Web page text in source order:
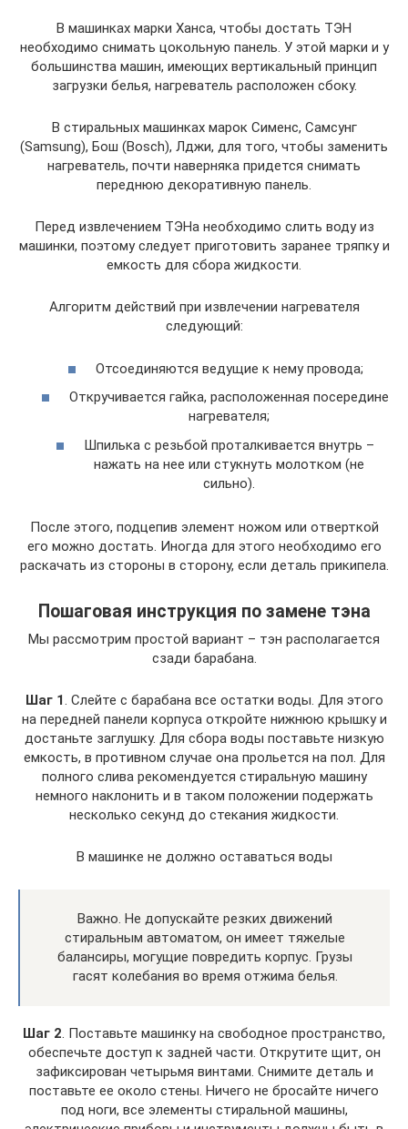
В машинках марки Ханса, чтобы достать ТЭН
необходимо снимать цокольную панель. У этой марки и у
большинства машин, имеющих вертикальный принцип
загрузки белья, нагреватель расположен сбоку.
В стиральных машинках марок Сименс, Самсунг
(Samsung), Бош (Bosch), Лджи, для того, чтобы заменить
нагреватель, почти наверняка придется снимать
переднюю декоративную панель.
Перед извлечением ТЭНа необходимо слить воду из
машинки, поэтому следует приготовить заранее тряпку и
емкость для сбора жидкости.
Алгоритм действий при извлечении нагревателя
следующий:
Отсоединяются ведущие к нему провода;
Откручивается гайка, расположенная посередине
нагревателя;
Шпилька с резьбой проталкивается внутрь –
нажать на нее или стукнуть молотком (не
сильно).
После этого, подцепив элемент ножом или отверткой
его можно достать. Иногда для этого необходимо его
раскачать из стороны в сторону, если деталь прикипела.
Пошаговая инструкция по замене тэна
Мы рассмотрим простой вариант – тэн располагается
сзади барабана.
Шаг 1. Слейте с барабана все остатки воды. Для этого
на передней панели корпуса откройте нижнюю крышку и
достаньте заглушку. Для сбора воды поставьте низкую
емкость, в противном случае она прольется на пол. Для
полного слива рекомендуется стиральную машину
немного наклонить и в таком положении подержать
несколько секунд до стекания жидкости.
В машинке не должно оставаться воды
Важно. Не допускайте резких движений
стиральным автоматом, он имеет тяжелые
балансиры, могущие повредить корпус. Грузы
гасят колебания во время отжима белья.
Шаг 2. Поставьте машинку на свободное пространство,
обеспечьте доступ к задней части. Открутите щит, он
зафиксирован четырьмя винтами. Снимите деталь и
поставьте ее около стены. Ничего не бросайте ничего
под ноги, все элементы стиральной машины,